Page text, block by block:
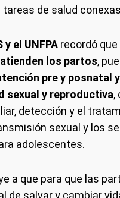
de salud
y el UNFPA recordó que
los partos,
pre y posnatal y
sexual y reproductiva,
detección y el
sexual y los
adolescentes.
a que para que las
de salvar y cambiar